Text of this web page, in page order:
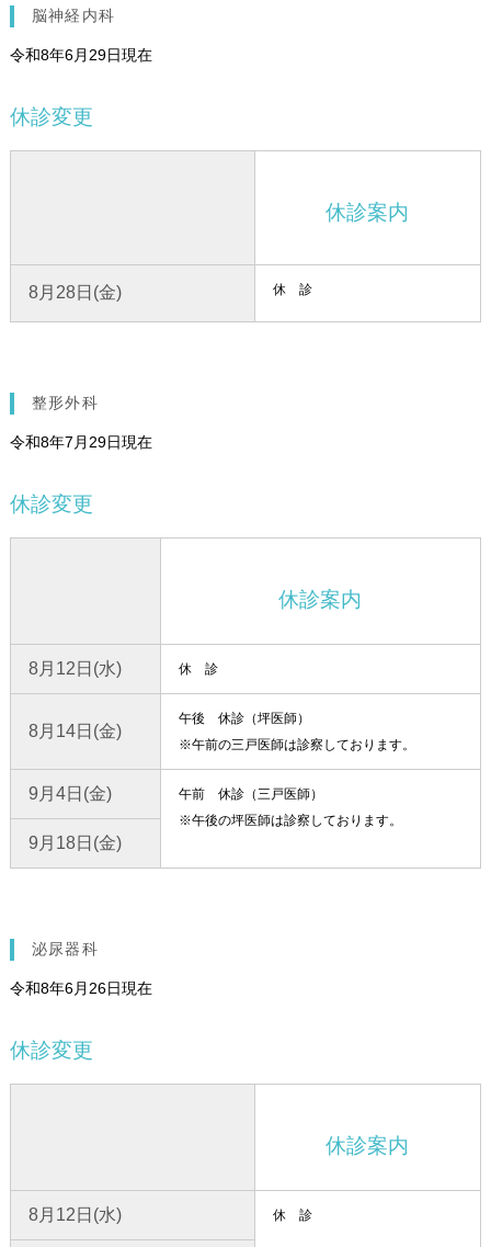
脳神経内科
令和8年6月29日現在
休診変更
休診案内
8月28日(金) 休 診
整形外科
令和8年7月29日現在
休診変更
休診案内
8月12日(水) 休 診
8月14日(金)
午後 休診（坪医師）
※午前の三戸医師は診察しております。
9月4日(金)
午前 休診（三戸医師）
※午後の坪医師は診察しております。
9月18日(金)
泌尿器科
令和8年6月26日現在
休診変更
休診案内
8月12日(水) 休 診